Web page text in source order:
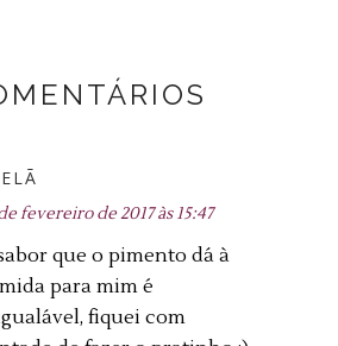
fevereiro de 2017 às 15:47
que o pimento dá à
para mim é
fiquei com